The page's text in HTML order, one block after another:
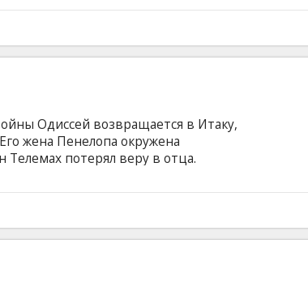
и пошатнуть основы церкви.
и латинском языках с
Одиссей возвращается в Итаку,
жена Пенелопа окружена
потерял веру в отца.
силы, он вступает в борьбу за
момент. Эмоциональная история
«Одиссею» Гомера в новом свете.
на латышском и английском